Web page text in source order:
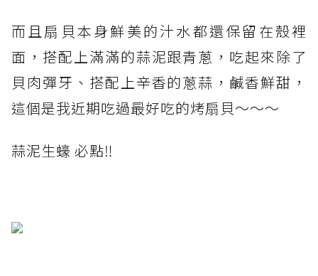
而且扇貝本身鮮美的汁水都還保留在殼裡
面，搭配上滿滿的蒜泥跟青蔥，吃起來除了
貝肉彈牙、搭配上辛香的蔥蒜，鹹香鮮甜，
這個是我近期吃過最好吃的烤扇貝～～～
蒜泥生蠔 必點‼️